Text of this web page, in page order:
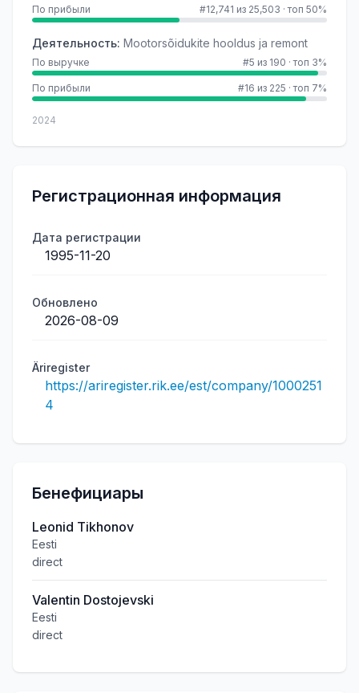
По прибыли #12,741 из 25,503 ·топ 50%
Деятельность: Mootorsõidukite hooldus ja remont
По выручке #5 из 190 ·топ 3%
По прибыли #16 из 225 ·топ 7%
2024
Регистрационная информация
Дата регистрации
1995-11-20
Обновлено
2026-08-09
Äriregister
https://ariregister.rik.ee/est/company/1000251
4
Бенефициары
Leonid Tikhonov
Eesti
direct
Valentin Dostojevski
Eesti
direct